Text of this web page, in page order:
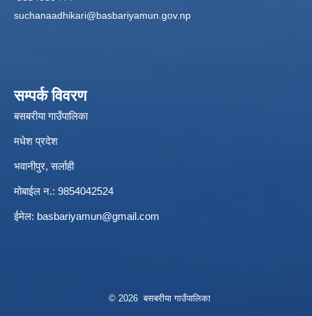
suchanaadhikari@basbariyamun.gov.np
सम्पर्क विवरण
बसबरीया गाउँपालिका
मधेश प्रदेश
भवानीपुर, सर्लाही
मोबाईल न.: 9854042524
ईमेल: basbariyamun@gmail.com
© 2026 बसबरीया गाउँपालिका